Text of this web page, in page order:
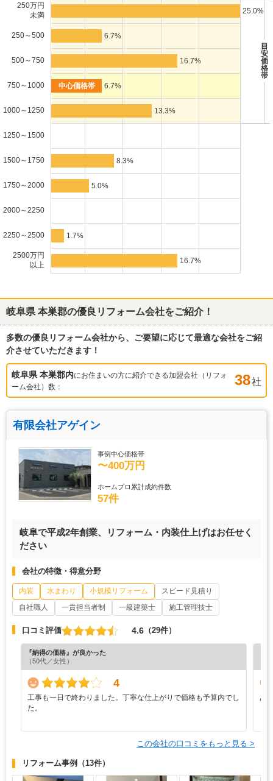
250万円
未満
25.0%
目
安
価
格
帯
250～500 6.7%
500～750 16.7%
750～1000 6.7%
1000～1250 13.3%
1250～1500
1500～1750 8.3%
1750～2000 5.0%
2000～2250
2250～2500 1.7%
2500万円
以上
16.7%
岐阜県 本巣郡の優良リフォーム会社をご紹介！
多数の優良リフォーム会社から、ご要望に応じて最適な会社をご紹
介させていただきます！
岐阜県 本巣郡内にお住まいの方に紹介できる加盟会社（リフォ
ーム会社）数：
38社
有限会社アゲイン
事例中心価格帯
〜400万円
ホームプロ累計成約件数
57件
岐阜で平成2年創業、リフォーム・内装仕上げはお任せく
ださい
会社の特徴・得意分野
内装 水まわり 小規模リフォーム
スピード見積り
自社職人
一貫担当者制 一級建築士 施工管理技士
口コミ評価 4.6 （29件）
『納得の価格』が良かった
（50代／女性）
4
工事も一日で終わりました。丁寧な仕上がりで価格も予算内でし
た。
あ
この会社の口コミをもっと見る >
リフォーム事例 （13件）